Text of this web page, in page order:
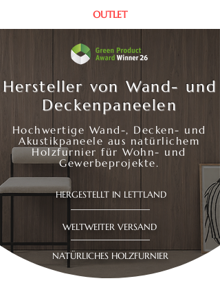
OUTLET
Hersteller von Wand- und
Deckenpaneelen
Hochwertige Wand-, Decken- und
Akustikpaneele aus natürlichem
Holzfurnier für Wohn- und
Gewerbeprojekte.
HERGESTELLT IN LETTLAND
WELTWEITER VERSAND
NATÜRLICHES HOLZFURNIER